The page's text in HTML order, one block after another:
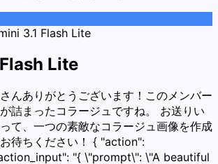
3.1 Flash Lite
Lite
んありがとうございます！このメンバー
詰まったコラージュですね。 お送りい
て、一つの素敵なコラージュ画像を作成
待ちください！ { "action":
"{ \"prompt\": \"A beautiful